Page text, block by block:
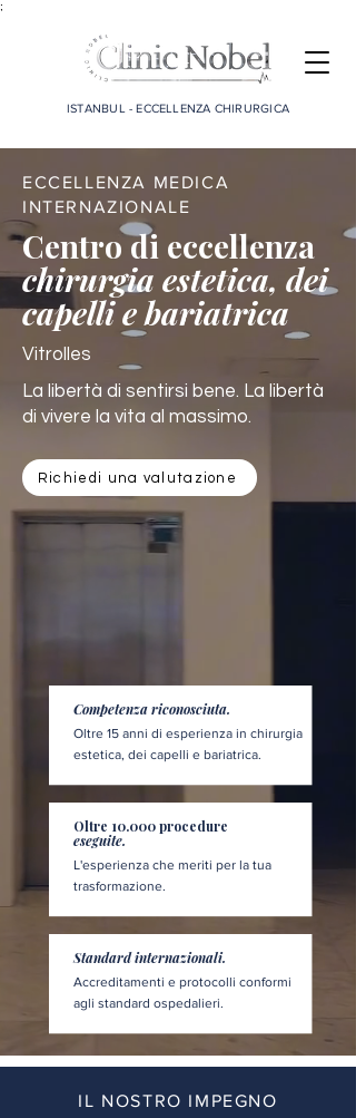
;
ISTANBUL - ECCELLENZA CHIRURGICA
ECCELLENZA MEDICA
INTERNAZIONALE
Centro di eccellenza
chirurgia estetica, dei
capelli e bariatrica
Vitrolles
La libertà di sentirsi bene. La libertà
di vivere la vita al massimo.
Richiedi una valutazione
Competenza riconosciuta.
Oltre 15 anni di esperienza in chirurgia
estetica, dei capelli e bariatrica.
Oltre 10.000 procedure
eseguite.
L'esperienza che meriti per la tua
trasformazione.
Standard internazionali.
Accreditamenti e protocolli conformi
agli standard ospedalieri.
IL NOSTRO IMPEGNO